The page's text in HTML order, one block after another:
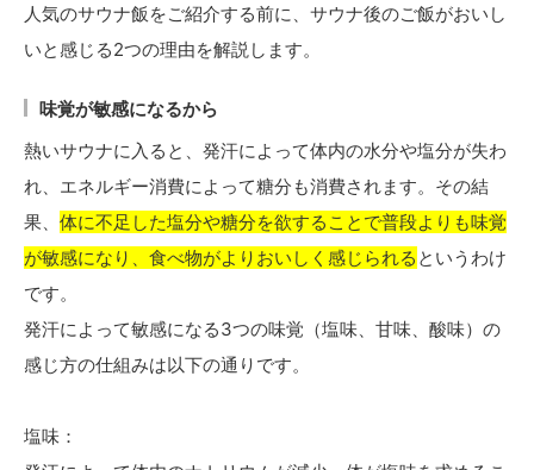
人気のサウナ飯をご紹介する前に、サウナ後のご飯がおいし
いと感じる2つの理由を解説します。
味覚が敏感になるから
熱いサウナに入ると、発汗によって体内の水分や塩分が失わ
れ、エネルギー消費によって糖分も消費されます。その結
果、 体に不足した塩分や糖分を欲することで普段よりも味覚
が敏感になり、食べ物がよりおいしく感じられる というわけ
です。
発汗によって敏感になる3つの味覚（塩味、甘味、酸味）の
感じ方の仕組みは以下の通りです。
塩味：